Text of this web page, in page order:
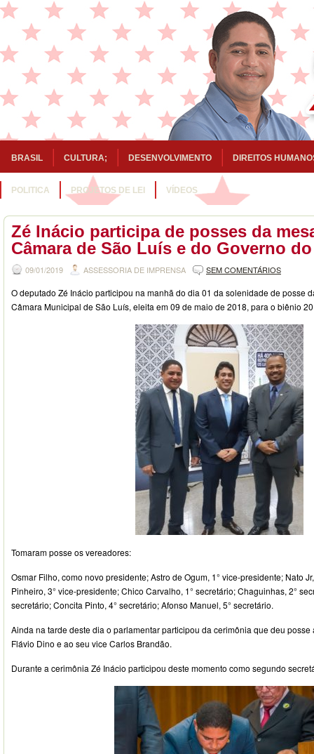
BRASIL CULTURA; DESENVOLVIMENTO DIREITOS
POLITICA PROJETOS DE LEI VÍDEOS
Zé Inácio participa de posses da
Câmara de São Luís e do Governo
09/01/2019 ASSESSORIA DE IMPRENSA SEM COMENTÁRIOS
O deputado Zé Inácio participou na manhã do dia 01 da solenidade de posse
Câmara Municipal de São Luís, eleita em 09 de maio de 2018, para o biênio
Tomaram posse os vereadores:
Osmar Filho, como novo presidente; Astro de Ogum, 1° vice-presidente; Nato
Pinheiro, 3° vice-presidente; Chico Carvalho, 1° secretário; Chaguinhas, 2°
secretário; Concita Pinto, 4° secretário; Afonso Manuel, 5° secretário.
Ainda na tarde deste dia o parlamentar participou da cerimônia que deu
Flávio Dino e ao seu vice Carlos Brandão.
Durante a cerimônia Zé Inácio participou deste momento como segundo